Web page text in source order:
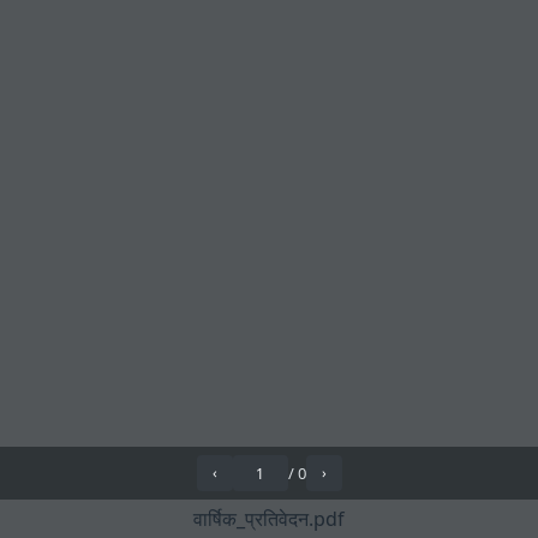
‹ /0 ›
वार्षिक_प्रतिवेदन.pdf